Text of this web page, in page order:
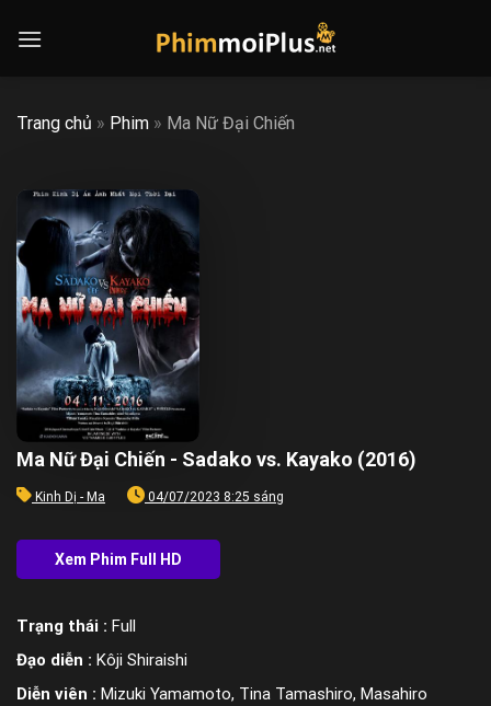
Trang chủ » Phim » Ma Nữ Đại Chiến
Ma Nữ Đại Chiến - Sadako vs. Kayako (2016)
Kinh Dị - Ma 04/07/2023 8:25 sáng
Trạng thái : Full
Đạo diễn : Kôji Shiraishi
Diễn viên : Mizuki Yamamoto, Tina Tamashiro, Masahiro